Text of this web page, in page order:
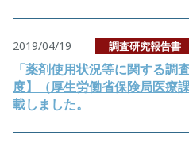
2019/04/19 調査研究報告書
「薬剤使用状況等に関する調
度】（厚生労働省保険局医療
載しました。